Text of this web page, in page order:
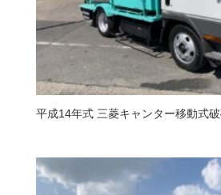
平成14年式 三菱キャンター移動式